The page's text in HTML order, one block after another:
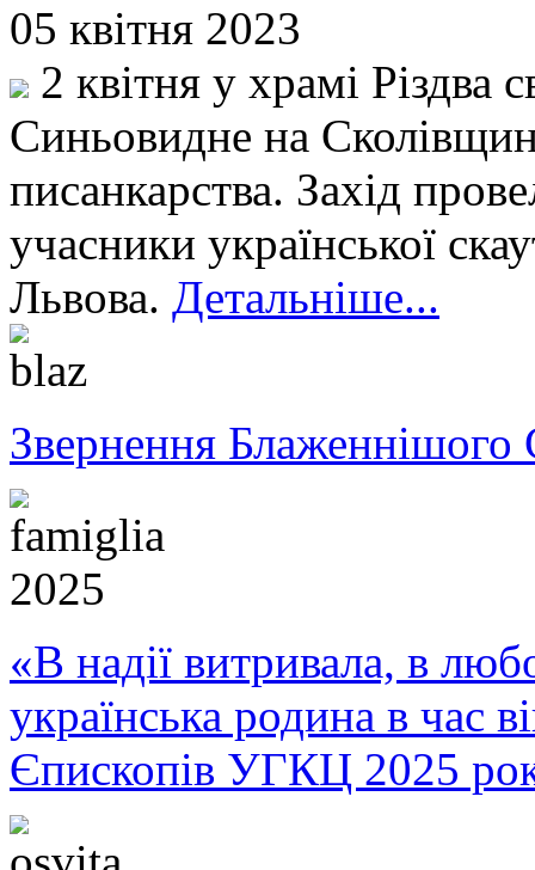
05 квітня 2023
2 квітня у храмі Різдва
Синьовидне на
писанкарства. Захід
учасники української
Львова. Детальніше...
Звернення Блаженнішого
«В надії витривала, в
українська родина в час
Єпископів УГКЦ 2025